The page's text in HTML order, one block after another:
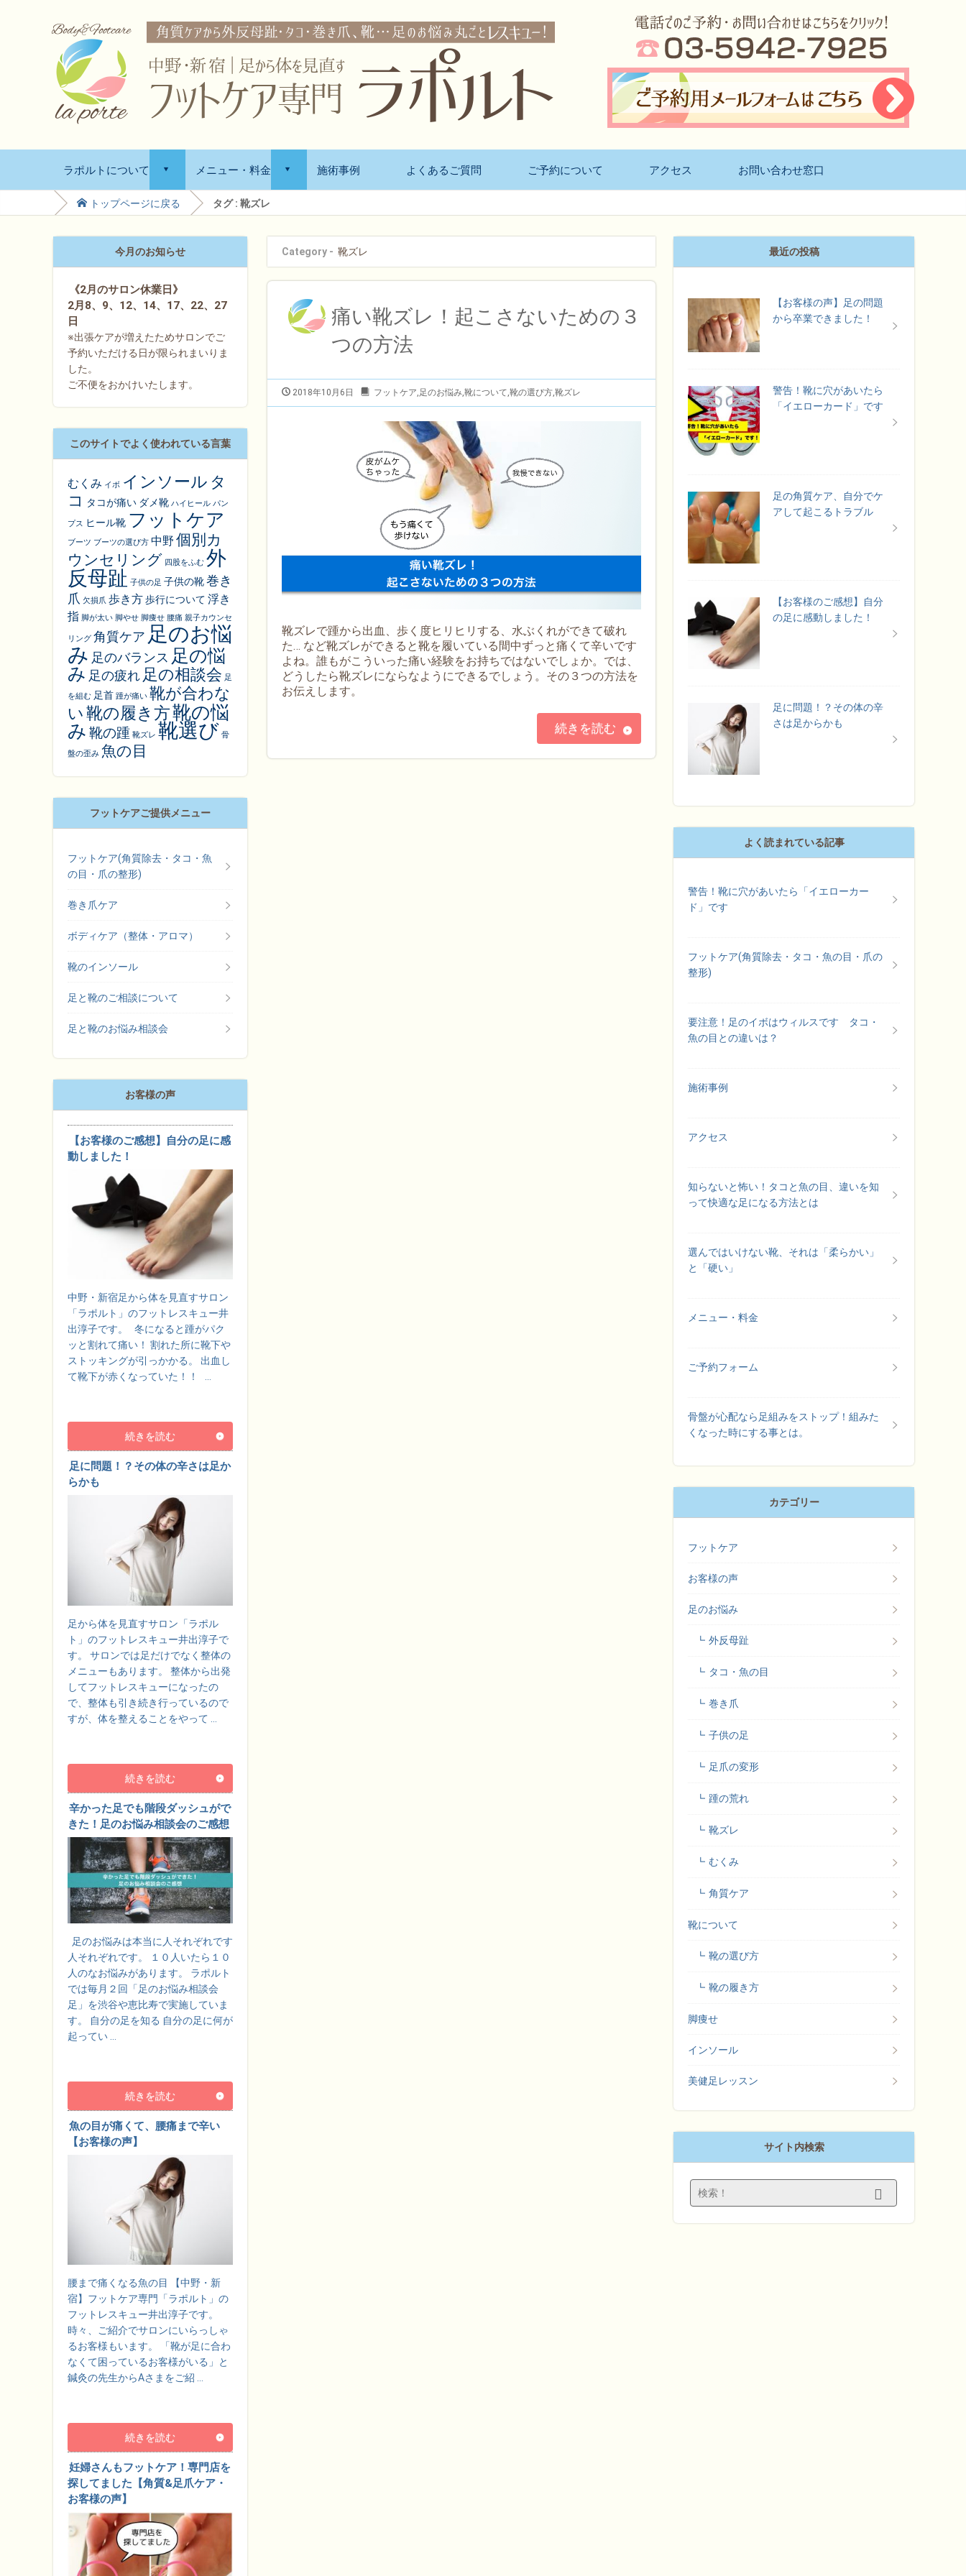
ラポルトについて d メニュー・料金 d 施術事例 よくあるご質問 ご予約について アクセス お問い合わせ窓口
トップページに戻る タグ : 靴ズレ
Category - 靴ズレ
痛い靴ズレ！起こさないための３
つの方法
2018年10月6日 フットケア,足のお悩み,靴について,靴の選び方,靴ズレ
靴ズレで踵から出血、歩く度ヒリヒリする、水ぶくれができて破れ
た… など靴ズレができると靴を履いている間中ずっと痛くて辛いです
よね。誰もがこういった痛い経験をお持ちではないでしょか。では、
どうしたら靴ズレにならなようにできるでしょう。その３つの方法を
お伝えします。
続きを読む
今月のお知らせ
《2月のサロン休業日》
2月8、9、12、14、17、22、27
日
※出張ケアが増えたためサロンでご
予約いただける日が限られまいりま
した。
ご不便をおかけいたします。
このサイトでよく使われている言葉
むくみ イボ インソール タ
コ
タコが痛い ダメ靴 ハイヒール パン
プス ヒール靴 フットケア
ブーツ ブーツの選び方 中野 個別カ
ウンセリング 四股をふむ 外
反母趾 子供の足 子供の靴巻き
爪 欠損爪 歩き方歩行について 浮き
指 脚が太い 脚やせ 脚痩せ 腰痛 親子カウンセ
リング 角質ケア 足のお悩
み 足のバランス 足の悩
み 足の疲れ 足の相談会 足
を組む 足首 踵が痛い 靴が合わな
い 靴の履き方靴の悩
み 靴の踵 靴ズレ 靴選び 骨
盤の歪み 魚の目
フットケアご提供メニュー
フットケア(角質除去・タコ・魚
の目・爪の整形)
巻き爪ケア
ボディケア（整体・アロマ）
靴のインソール
足と靴のご相談について
足と靴のお悩み相談会
お客様の声
【お客様のご感想】自分の足に感
動しました！
中野・新宿足から体を見直すサロン
「ラポルト」のフットレスキュー井
出淳子です。 冬になると踵がパク
ッと割れて痛い！ 割れた所に靴下や
ストッキングが引っかかる。 出血し
て靴下が赤くなっていた！！ …
続きを読む
足に問題！？その体の辛さは足か
らかも
足から体を見直すサロン「ラポル
ト」のフットレスキュー井出淳子で
す。 サロンでは足だけでなく整体の
メニューもあります。 整体から出発
してフットレスキューになったの
で、整体も引き続き行っているので
すが、体を整えることをやって …
続きを読む
辛かった足でも階段ダッシュがで
きた！足のお悩み相談会のご感想
足のお悩みは本当に人それぞれです
人それぞれです。 １０人いたら１０
人のなお悩みがあります。 ラポルト
では毎月２回「足のお悩み相談会
足」を渋谷や恵比寿で実施していま
す。 自分の足を知る 自分の足に何が
起ってい …
続きを読む
魚の目が痛くて、腰痛まで辛い
【お客様の声】
腰まで痛くなる魚の目 【中野・新
宿】フットケア専門「ラポルト」の
フットレスキュー井出淳子です。
時々、ご紹介でサロンにいらっしゃ
るお客様もいます。 「靴が足に合わ
なくて困っているお客様がいる」と
鍼灸の先生からAさまをご紹 …
続きを読む
妊婦さんもフットケア！専門店を
探してました【角質&足爪ケア・
お客様の声】
最近の投稿
【お客様の声】足の問題
から卒業できました！
警告！靴に穴があいたら
「イエローカード」です
足の角質ケア、自分でケ
アして起こるトラブル
【お客様のご感想】自分
の足に感動しました！
足に問題！？その体の辛
さは足からかも
よく読まれている記事
警告！靴に穴があいたら「イエローカー
ド」です
フットケア(角質除去・タコ・魚の目・爪の
整形)
要注意！足のイボはウィルスです タコ・
魚の目との違いは？
施術事例
アクセス
知らないと怖い！タコと魚の目、違いを知
って快適な足になる方法とは
選んではいけない靴、それは「柔らかい」
と「硬い」
メニュー・料金
ご予約フォーム
骨盤が心配なら足組みをストップ！組みた
くなった時にする事とは。
カテゴリー
フットケア
お客様の声
足のお悩み
外反母趾
タコ・魚の目
巻き爪
子供の足
足爪の変形
踵の荒れ
靴ズレ
むくみ
角質ケア
靴について
靴の選び方
靴の履き方
脚痩せ
インソール
美健足レッスン
サイト内検索